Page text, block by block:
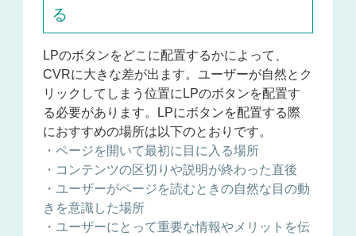
る
LPのボタンをどこに配置するかによって、
CVRに大きな差が出ます。ユーザーが自然とク
リックしてしまう位置にLPのボタンを配置す
る必要があります。LPにボタンを配置する際
におすすめの場所は以下のとおりです。
・ページを開いて最初に目に入る場所
・コンテンツの区切りや説明が終わった直後
・ユーザーがページを読むときの自然な目の動
きを意識した場所
・ユーザーにとって重要な情報やメリットを伝